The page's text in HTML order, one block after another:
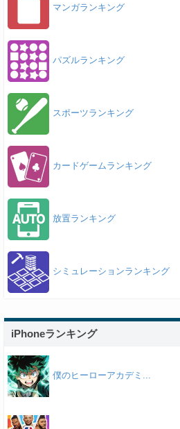
マンガランキング
パズルランキング
スポーツランキング
カードゲームランキング
放置ランキング
シミュレーションランキング
iPhoneランキング
僕のヒーローアカデミ...